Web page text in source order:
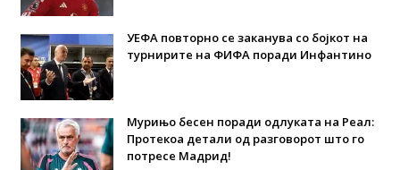
УЕФА повторно се заканува со бојкот на
турнирите на ФИФА поради Инфантино
Мурињо бесен поради одлуката на Реал:
Протекоа детали од разговорот што го
потресе Мадрид!